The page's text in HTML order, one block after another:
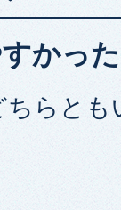
かっ
ちらとも